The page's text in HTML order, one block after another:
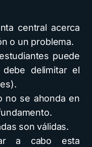
central acerca
o un problema.
puede
delimitar el
no se ahonda en
son válidas.
a cabo esta